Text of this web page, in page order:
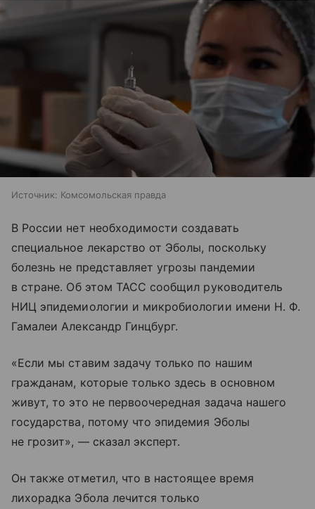
Источник: Комсомольская правда
В России нет необходимости создавать
специальное лекарство от Эболы, поскольку
болезнь не представляет угрозы пандемии
в стране. Об этом ТАСС сообщил руководитель
НИЦ эпидемиологии и микробиологии имени Н. Ф.
Гамалеи Александр Гинцбург.
«Если мы ставим задачу только по нашим
гражданам, которые только здесь в основном
живут, то это не первоочередная задача нашего
государства, потому что эпидемия Эболы
не грозит», — сказал эксперт.
Он также отметил, что в настоящее время
лихорадка Эбола лечится только